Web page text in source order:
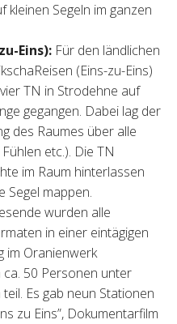
kleinen Segeln im ganzen
Eins): Für den ländlichen
(Eins-zu-Eins)
TN in Strodehne auf
gegangen. Dabei lag der
des Raumes über alle
etc.). Die TN
im Raum hinterlassen
Segel mappen.
wurden alle
in einer eintägigen
im Oranienwerk
ca. 50 Personen unter
Es gab neun Stationen
zu Eins”, Dokumentarfilm